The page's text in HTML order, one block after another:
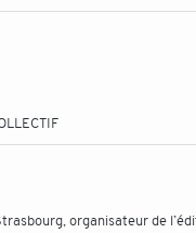
organisateur de